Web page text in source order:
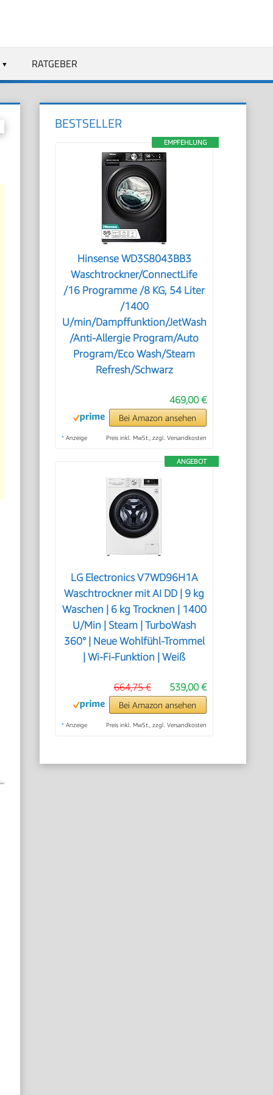
RATGEBER
BESTSELLER
EMPFEHLUNG
Hinsense WD3S8043BB3
Waschtrockner/ConnectLife
/16 Programme /8 KG, 54 Liter
/1400
U/min/Dampffunktion/JetWash
/Anti-Allergie Program/Auto
Program/Eco Wash/Steam
Refresh/Schwarz
469,00 €
Bei Amazon ansehen
* Anzeige Preis inkl. MwSt., zzgl. Versandkosten
ANGEBOT
LG Electronics V7WD96H1A
Waschtrockner mit AI DD | 9 kg
Waschen | 6 kg Trocknen | 1400
U/Min | Steam | TurboWash
360° | Neue Wohlfühl-Trommel
| Wi-Fi-Funktion | Weiß
539,00 €
664,75 €
Bei Amazon ansehen
* Anzeige Preis inkl. MwSt., zzgl. Versandkosten